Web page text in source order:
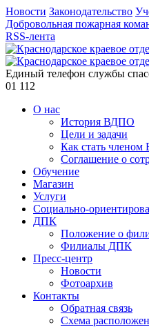
Новости Законодательство
Добровольная пожарная
RSS-лента
Единый телефон службы
01 112
О нас
История ВДПО
Цели и задачи
Как стать
Соглашение о
Обучение
Магазин
Услуги
Социально-
ДПК
Положение о
Филиалы ДПК
Пресс-центр
Новости
Фотоархив
Контакты
Обратная связь
Схема